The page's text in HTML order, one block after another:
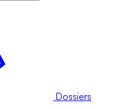
Dossiers